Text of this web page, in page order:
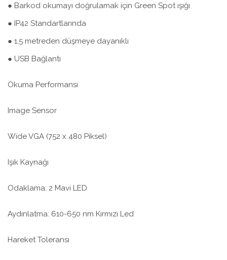
● Barkod okumayı doğrulamak için Green Spot ışığı
● IP42 Standartlarında
● 1,5 metreden düşmeye dayanıklı
● USB Bağlantı
Okuma Performansı
Image Sensor
Wide VGA (752 x 480 Piksel)
Işık Kaynağı
Odaklama: 2 Mavi LED
Aydınlatma: 610-650 nm Kırmızı Led
Hareket Toleransı